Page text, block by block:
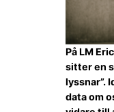
På LM
sitter en
lyssnar”.
data om